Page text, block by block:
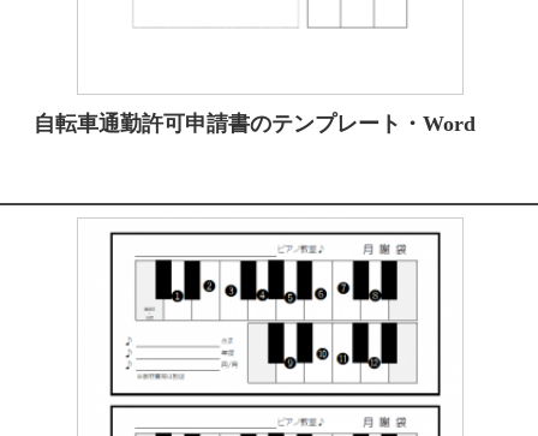
自転車通勤許可申請書のテンプレート・Word